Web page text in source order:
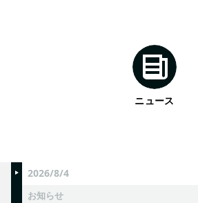
ニュース
2026/8/4
お知らせ